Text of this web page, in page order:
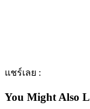
แชร์เลย :
You Might Also